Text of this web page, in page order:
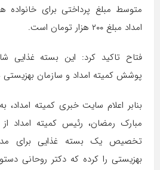
متوسط مبلغ پرداختی برای
امداد مبلغ ۲۰۰ هزار تومان است.
فتاح تاکید کرد: این بسته غذایی
پوشش کمیته امداد و سازمان
بنابر اعلام سایت خبری کمیته
مبارک رمضان، رئیس کمیته امداد
تخصیص یک بسته غذایی برای
بهزیستی را کرده که دکتر روحانی